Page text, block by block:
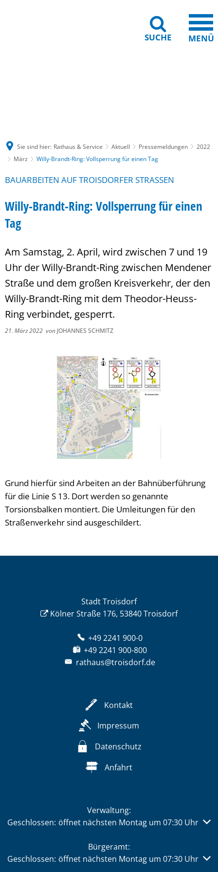
SUCHE MENÜ
Sie sind hier: Rathaus & Service Aktuell Pressemeldungen
2022
März
Willy-Brandt-Ring: Vollsperrung für einen Tag
BAUARBEITEN AUF TROISDORFER STRASSEN
Willy-Brandt-Ring: Vollsperrung für einen
Tag
Am Samstag, 2. April, wird zwischen 7 und 19
Uhr der Willy-Brandt-Ring zwischen Mendener
Straße und dem großen Kreisverkehr, der den
Willy-Brandt-Ring mit dem Theodor-Heuss-
Ring verbindet, gesperrt.
21. März 2022 von JOHANNES SCHMITZ
Grund hierfür sind Arbeiten an der Bahnüberführung
für die Linie S 13. Dort werden so genannte
Torsionsbalken montiert. Die Umleitungen für den
Straßenverkehr sind ausgeschildert.
Stadt Troisdorf
Kölner Straße 176, 53840 Troisdorf
+49 2241 900-0
+49 2241 900-800
rathaus@troisdorf.de
Kontakt
Impressum
Datenschutz
Anfahrt
Verwaltung:
Klicken, um weitere Öffnungs- oder Schließzeiten
Geschlossen: öffnet nächsten Montag um 07:30 Uhr
Bürgeramt:
Klicken, um weitere Öffnungs- oder Schließzeiten
Geschlossen: öffnet nächsten Montag um 07:30 Uhr